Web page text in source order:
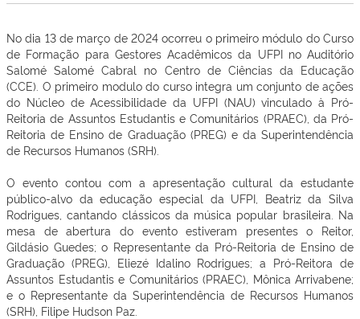
No dia 13 de março de 2024 ocorreu o primeiro módulo do Curso
de Formação para Gestores Acadêmicos da UFPI no Auditório
Salomé Salomé Cabral no Centro de Ciências da Educação
(CCE). O primeiro modulo do curso integra um conjunto de ações
do Núcleo de Acessibilidade da UFPI (NAU) vinculado à Pró-
Reitoria de Assuntos Estudantis e Comunitários (PRAEC), da Pró-
Reitoria de Ensino de Graduação (PREG) e da Superintendência
de Recursos Humanos (SRH).
O evento contou com a apresentação cultural da estudante
público-alvo da educação especial da UFPI, Beatriz da Silva
Rodrigues, cantando clássicos da música popular brasileira. Na
mesa de abertura do evento estiveram presentes o Reitor,
Gildásio Guedes; o Representante da Pró-Reitoria de Ensino de
Graduação (PREG), Eliezé Idalino Rodrigues; a Pró-Reitora de
Assuntos Estudantis e Comunitários (PRAEC), Mônica Arrivabene;
e o Representante da Superintendência de Recursos Humanos
(SRH), Filipe Hudson Paz.